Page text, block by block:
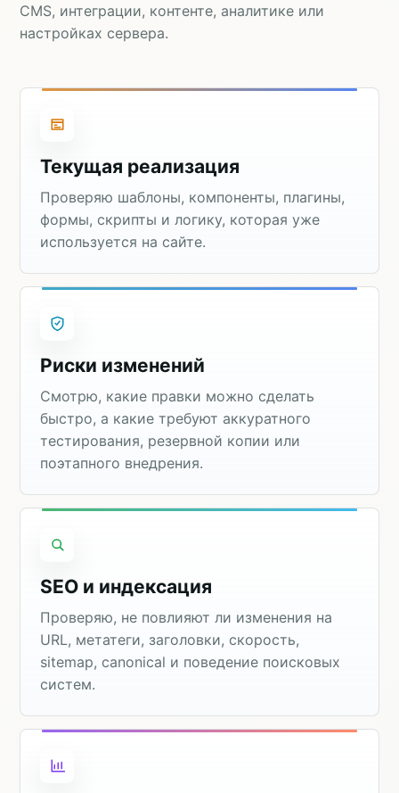
CMS, интеграции, контенте, аналитике или
настройках сервера.
Текущая реализация
Проверяю шаблоны, компоненты, плагины,
формы, скрипты и логику, которая уже
используется на сайте.
Риски изменений
Смотрю, какие правки можно сделать
быстро, а какие требуют аккуратного
тестирования, резервной копии или
поэтапного внедрения.
SEO и индексация
Проверяю, не повлияют ли изменения на
URL, метатеги, заголовки, скорость,
sitemap, canonical и поведение поисковых
систем.